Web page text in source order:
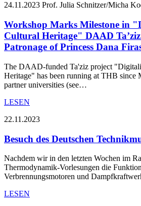
24.11.2023 Prof. Julia Schnitzer/Micha
Workshop Marks Milestone in
Cultural Heritage" DAAD
Patronage of Princess Dana
The DAAD-funded Ta'ziz project
Heritage" has been running at THB since
partner universities (see…
LESEN
22.11.2023
Besuch des Deutschen
Nachdem wir in den letzten Wochen im
Thermodynamik-Vorlesungen die
Verbrennungsmotoren und
LESEN